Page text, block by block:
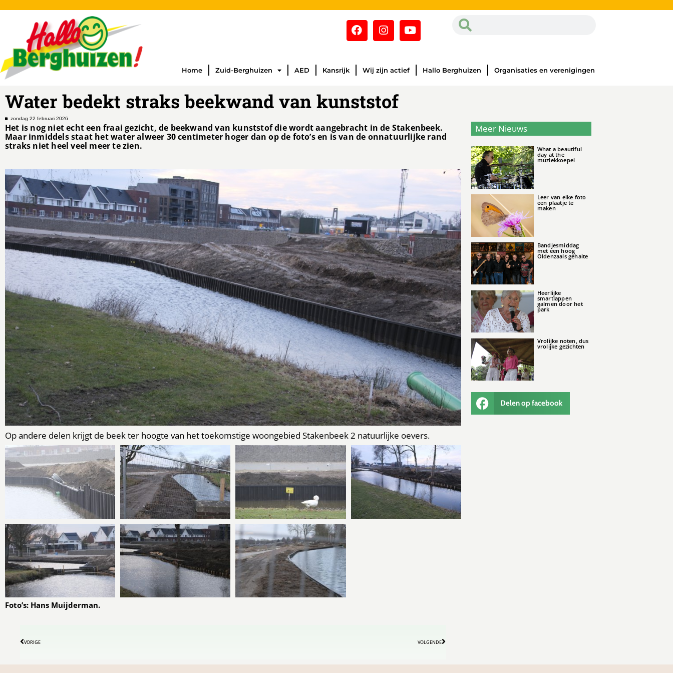
Home Zuid-Berghuizen AED Kansrijk Wij zijn actief Hallo Berghuizen Organisaties en verenigingen
Water bedekt straks beekwand van kunststof
zondag 22 februari 2026
Het is nog niet echt een fraai gezicht, de beekwand van kunststof die wordt aangebracht in de Stakenbeek.
Maar inmiddels staat het water alweer 30 centimeter hoger dan op de foto’s en is van de onnatuurlijke rand
straks niet heel veel meer te zien.
Op andere delen krijgt de beek ter hoogte van het toekomstige woongebied Stakenbeek 2 natuurlijke oevers.
Foto’s: Hans Muijderman.
VORIGE VOLGENDE
Meer Nieuws
What a beautiful
day at the
muziekkoepel
Leer van elke foto
een plaatje te
maken
Bandjesmiddag
met een hoog
Oldenzaals gehalte
Heerlijke
smartlappen
galmen door het
park
Vrolijke noten, dus
vrolijke gezichten
Delen op facebook